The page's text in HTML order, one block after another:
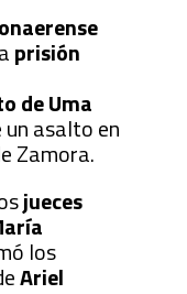
prisión
de Uma
asalto en
Zamora.
jueces
los
Ariel